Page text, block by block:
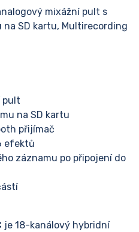
mixážní pult s
SD kartu, Multirecording
pult
na SD kartu
přijímač
efektů
záznamu po připojení do
je 18-kanálový hybridní